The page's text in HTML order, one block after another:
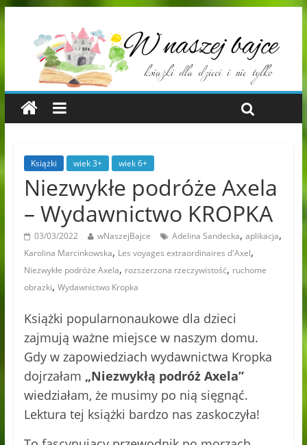
Książki wiek 3+ wiek 6+
Niezwykłe podróże Axela
– Wydawnictwo KROPKA
03/03/2022 wNaszejBajce Adelina Sandecka, aplikacja,
Karolina Marcinkowska, Les voyages extraordinaires d'Axel,
Niezwykłe podróże Axela, rozszerzona rzeczywistość, ruchome
obrazki, Wydawnictwo Kropka
Książki popularnonaukowe dla dzieci
zajmują ważne miejsce w naszym domu.
Gdy w zapowiedziach wydawnictwa Kropka
dojrzałam „Niezwykłą podróż Axela”
wiedziałam, że musimy po nią sięgnąć.
Lektura tej książki bardzo nas zaskoczyła!